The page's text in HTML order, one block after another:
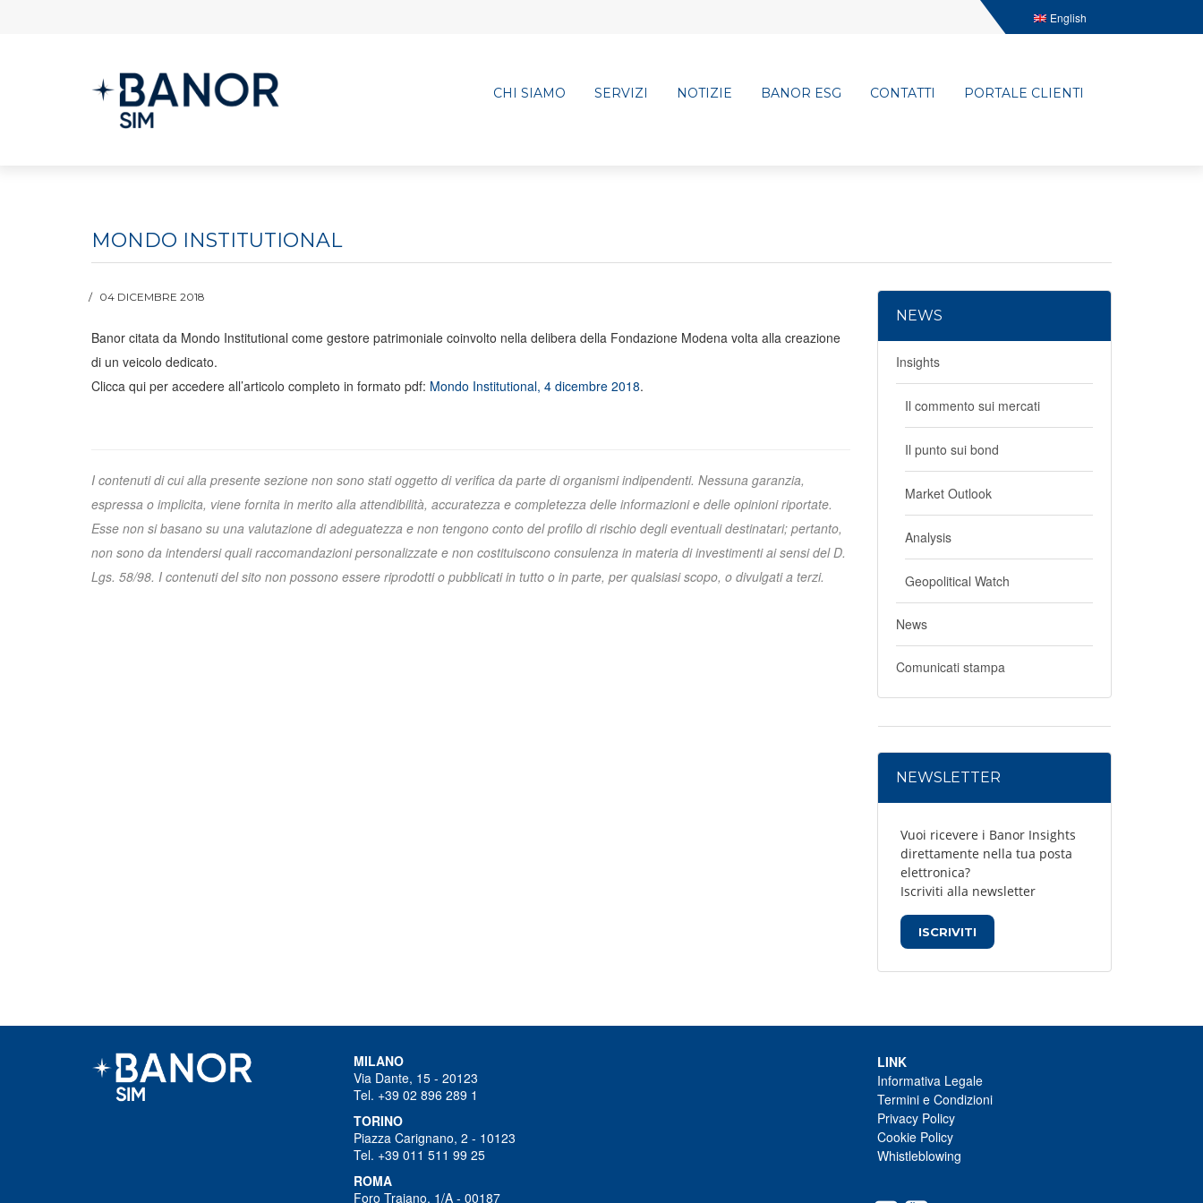
English
CHI SIAMO SERVIZI NOTIZIE BANOR ESG CONTATTI PORTALE CLIENTI
MONDO INSTITUTIONAL
04 DICEMBRE 2018
Banor citata da Mondo Institutional come gestore patrimoniale coinvolto nella delibera della Fondazione Modena volta alla creazione
di un veicolo dedicato.
Clicca qui per accedere all’articolo completo in formato pdf: Mondo Institutional, 4 dicembre 2018.
I contenuti di cui alla presente sezione non sono stati oggetto di verifica da parte di organismi indipendenti. Nessuna garanzia,
espressa o implicita, viene fornita in merito alla attendibilità, accuratezza e completezza delle informazioni e delle opinioni riportate.
Esse non si basano su una valutazione di adeguatezza e non tengono conto del profilo di rischio degli eventuali destinatari; pertanto,
non sono da intendersi quali raccomandazioni personalizzate e non costituiscono consulenza in materia di investimenti ai sensi del D.
Lgs. 58/98. I contenuti del sito non possono essere riprodotti o pubblicati in tutto o in parte, per qualsiasi scopo, o divulgati a terzi.
NEWS
Insights
Il commento sui mercati
Il punto sui bond
Market Outlook
Analysis
Geopolitical Watch
News
Comunicati stampa
NEWSLETTER
Vuoi ricevere i Banor Insights
direttamente nella tua posta
elettronica?
Iscriviti alla newsletter
ISCRIVITI
MILANO
Via Dante, 15 - 20123
Tel. +39 02 896 289 1
TORINO
Piazza Carignano, 2 - 10123
Tel. +39 011 511 99 25
ROMA
Foro Traiano, 1/A - 00187
LINK
Informativa Legale
Termini e Condizioni
Privacy Policy
Cookie Policy
Whistleblowing